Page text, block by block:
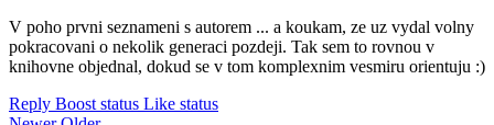
V poho prvni seznameni s autorem ... a koukam, ze uz vydal volny
pokracovani o nekolik generaci pozdeji. Tak sem to rovnou v
knihovne objednal, dokud se v tom komplexnim vesmiru orientuju :)
Reply Boost status Like status